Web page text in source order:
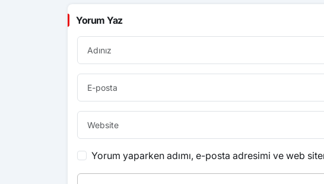
Yorum Yaz
Yorum yaparken adımı, e-posta adresimi ve web